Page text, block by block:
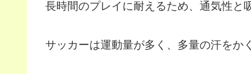
長時間のプレイに耐えるため、通気性と
サッカーは運動量が多く、多量の汗をか